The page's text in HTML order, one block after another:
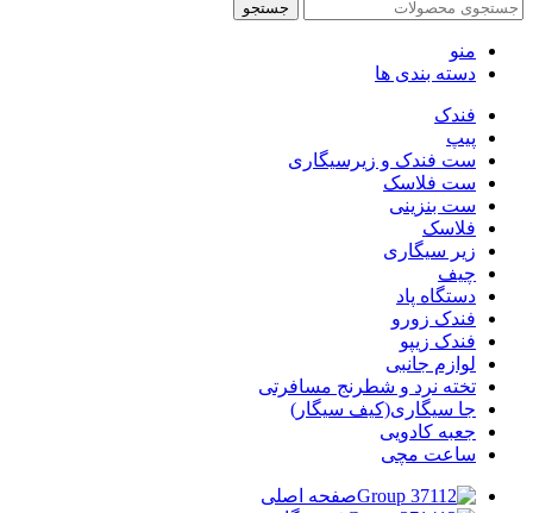
جستجو
منو
دسته بندی ها
فندک
پیپ
ست فندک و زیرسیگاری
ست فلاسک
ست بنزینی
فلاسک
زیر سیگاری
چیف
دستگاه پاد
فندک زورو
فندک زیپو
لوازم جانبی
تخته نرد و شطرنج مسافرتی
جا سیگاری(کیف سیگار)
جعبه کادویی
ساعت مچی
صفحه اصلی